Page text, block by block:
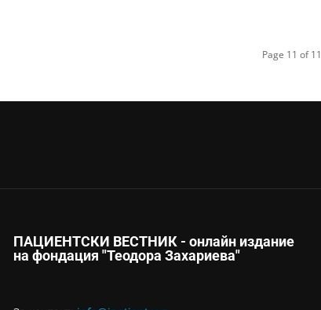
Page 11 of 11
ПАЦИЕНТСКИ ВЕСТНИК - онлайн издание
на фондация "Теодора Захариева"